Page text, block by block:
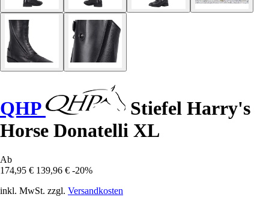
QHP
Stiefel Harry's
Horse Donatelli XL
Ab
174,95 € 139,96 € -20%
inkl. MwSt. zzgl. Versandkosten